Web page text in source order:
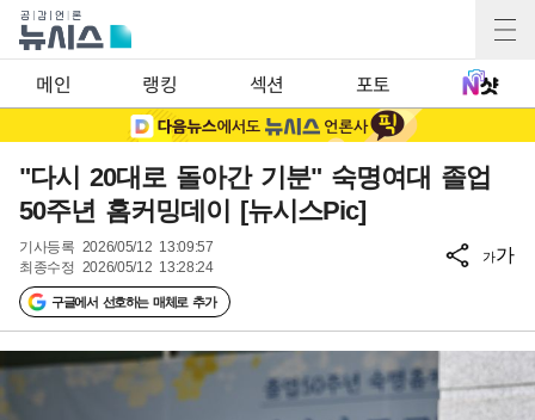
메인 랭킹 섹션 포토
"다시 20대로 돌아간 기분" 숙명여대 졸업
50주년 홈커밍데이 [뉴시스Pic]
기사등록 2026/05/12 13:09:57
최종수정 2026/05/12 13:28:24
구글에서 선호하는 매체로 추가
가가